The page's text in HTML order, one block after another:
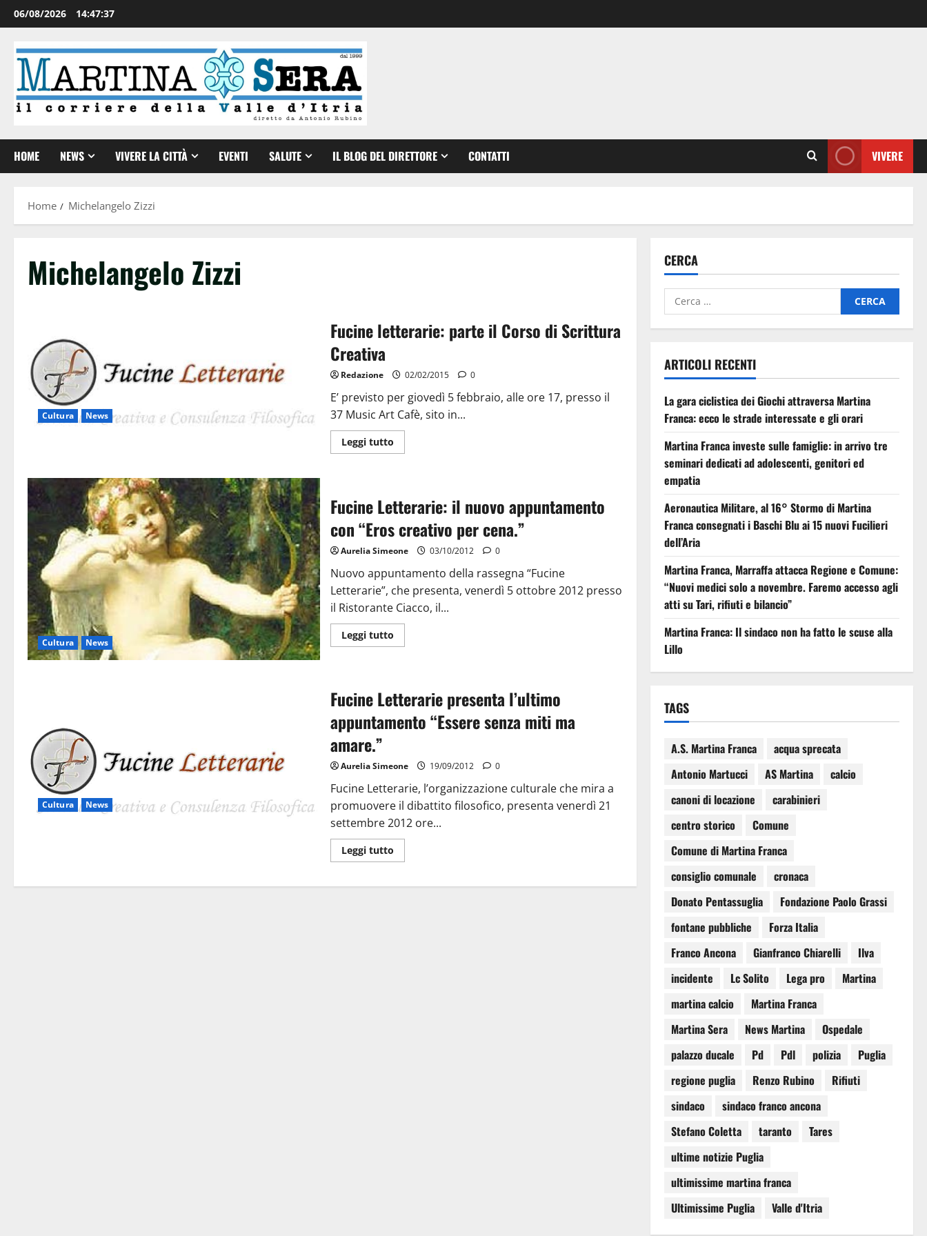
06/08/2026 14:47:38
HOME NEWS VIVERE LA CITTÀ EVENTI SALUTE IL BLOG DEL DIRETTORE CONTATTI VIVERE
Home Michelangelo Zizzi
Michelangelo Zizzi
Cultura News
Fucine letterarie: parte il Corso di Scrittura
Creativa
Redazione 02/02/2015 0
E’ previsto per giovedì 5 febbraio, alle ore 17, presso il
37 Music Art Cafè, sito in...
Leggi tutto
Cultura News
Fucine Letterarie: il nuovo appuntamento
con “Eros creativo per cena.”
Aurelia Simeone 03/10/2012 0
Nuovo appuntamento della rassegna “Fucine
Letterarie”, che presenta, venerdì 5 ottobre 2012 presso
il Ristorante Ciacco, il...
Leggi tutto
Cultura News
Fucine Letterarie presenta l’ultimo
appuntamento “Essere senza miti ma
amare.”
Aurelia Simeone 19/09/2012 0
Fucine Letterarie, l’organizzazione culturale che mira a
promuovere il dibattito filosofico, presenta venerdì 21
settembre 2012 ore...
Leggi tutto
CERCA
ARTICOLI RECENTI
La gara ciclistica dei Giochi attraversa Martina
Franca: ecco le strade interessate e gli orari
Martina Franca investe sulle famiglie: in arrivo tre
seminari dedicati ad adolescenti, genitori ed
empatia
Aeronautica Militare, al 16° Stormo di Martina
Franca consegnati i Baschi Blu ai 15 nuovi Fucilieri
dell’Aria
Martina Franca, Marraffa attacca Regione e Comune:
“Nuovi medici solo a novembre. Faremo accesso agli
atti su Tari, rifiuti e bilancio”
Martina Franca: Il sindaco non ha fatto le scuse alla
Lillo
TAGS
A.S. Martina Franca
acqua sprecata
Antonio Martucci
AS Martina
calcio
canoni di locazione
carabinieri
centro storico
Comune
Comune di Martina Franca
consiglio comunale
cronaca
Donato Pentassuglia
Fondazione Paolo Grassi
fontane pubbliche
Forza Italia
Franco Ancona
Gianfranco Chiarelli
Ilva
incidente
Lc Solito Lega pro
Martina
martina calcio
Martina Franca
Martina Sera
News Martina
Ospedale
palazzo ducale
Pd Pdl polizia
Puglia
regione puglia
Renzo Rubino
Rifiuti
sindaco
sindaco franco ancona
Stefano Coletta
taranto
Tares
ultime notizie Puglia
ultimissime martina franca
Ultimissime Puglia
Valle d'Itria